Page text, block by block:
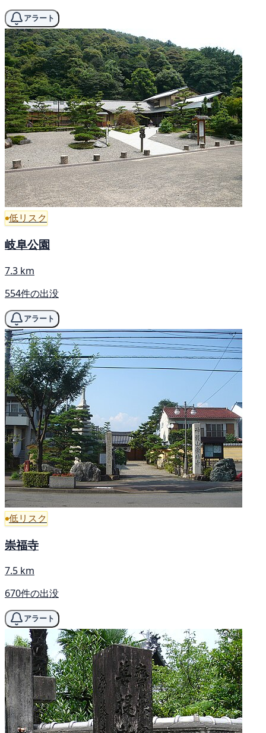
アラート
低リスク
岐阜公園
7.3 km
554件の出没
アラート
低リスク
崇福寺
7.5 km
670件の出没
アラート